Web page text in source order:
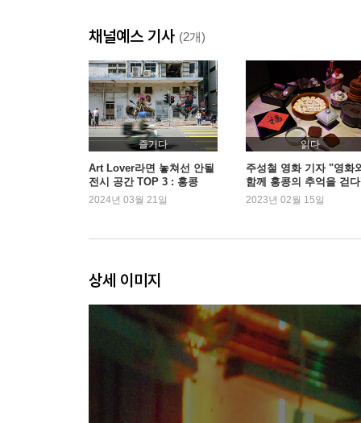
센트럴
만다린 오리엔탈 호텔, 장국영의 마지막 객실
홍콩의 명불허전 뷰 맛집, 빅토리아 피크
수많은 홍콩 감독들이 상상력을 펼친 황후상 광장
헤어진 이들은 미드 레벨 에스컬레이터에서 다시
왕가위의 택동영화사와 〈중경삼림〉
홍콩의 퐁피두 센터, 타이퀀
소호의 시작 스탠턴 바
셩완
장국영과 유덕화와 장만옥이 만나고 헤어지던 캐
홍콩의 구가옥 밀집지역, 윙리 스트리트
영화 속 낡은 아파트에서 복합문화단지로 화려한
아빠가 된 장국영의 집 미룬 하우스
채널예스 기사 (2개)
즐기다
Art Lover라면 놓쳐선 안될
전시 공간 TOP 3 : 홍콩
2024년 03월 21일
읽다
주성철 영화 기자 "영화
함께 홍콩의 추억을 걷
2023년 02월 15일
상세 이미지